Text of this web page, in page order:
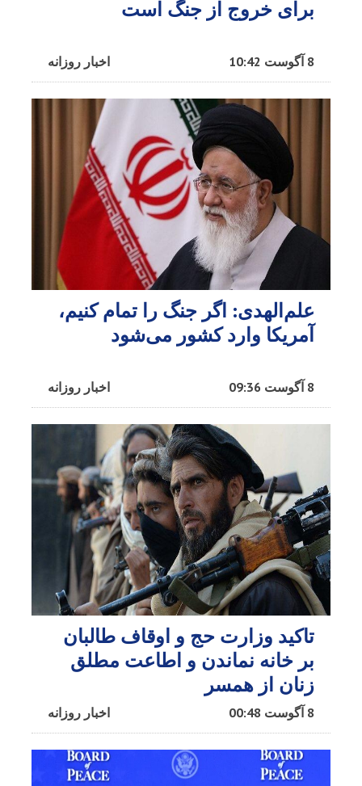
برای خروج از جنگ است
اخبار روزانه 8 آگوست 10:42
علم‌الهدی: اگر جنگ را تمام کنیم،
آمریکا وارد کشور می‌شود
اخبار روزانه 8 آگوست 09:36
تاکید وزارت حج و اوقاف طالبان
بر خانه نماندن و اطاعت مطلق
زنان از همسر
اخبار روزانه 8 آگوست 00:48